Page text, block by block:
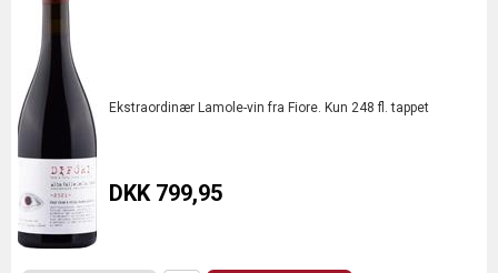
Ekstraordinær Lamole-vin fra Fiore. Kun 248 fl. tappet
DKK 799,95